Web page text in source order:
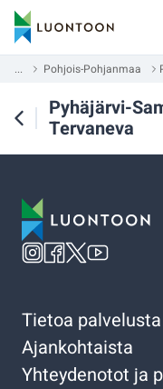
... Pohjois-Pohjanmaa
Pyhäjärvi-
Tervaneva
Tietoa palvelusta
Ajankohtaista
Yhteydenotot ja